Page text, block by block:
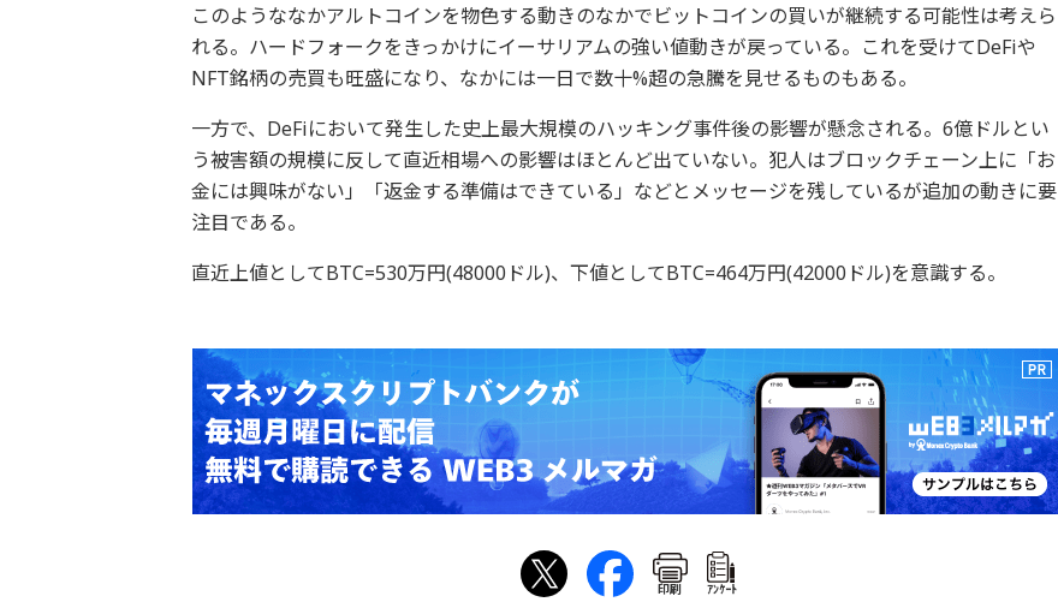
このようななかアルトコインを物色する動きのなかでビットコインの買いが継続する可能性は考えら
れる。ハードフォークをきっかけにイーサリアムの強い値動きが戻っている。これを受けてDeFiや
NFT銘柄の売買も旺盛になり、なかには一日で数十%超の急騰を見せるものもある。
一方で、DeFiにおいて発生した史上最大規模のハッキング事件後の影響が懸念される。6億ドルとい
う被害額の規模に反して直近相場への影響はほとんど出ていない。犯人はブロックチェーン上に「お
金には興味がない」「返金する準備はできている」などとメッセージを残しているが追加の動きに要
注目である。
直近上値としてBTC=530万円(48000ドル)、下値としてBTC=464万円(42000ドル)を意識する。
印刷 ｱﾝｹｰﾄ